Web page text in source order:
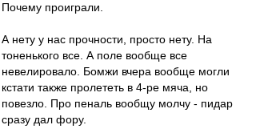
Почему проиграли.
А нету у нас прочности, просто нету. На
тоненького все. А поле вообще все
невелировало. Бомжи вчера вообще могли
кстати также пролететь в 4-ре мяча, но
повезло. Про пеналь вообщу молчу - пидар
сразу дал фору.